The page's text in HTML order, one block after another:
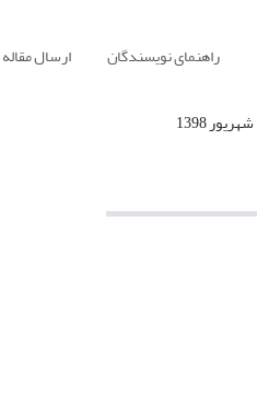
راهنمای نویسندگان ارسال مقاله